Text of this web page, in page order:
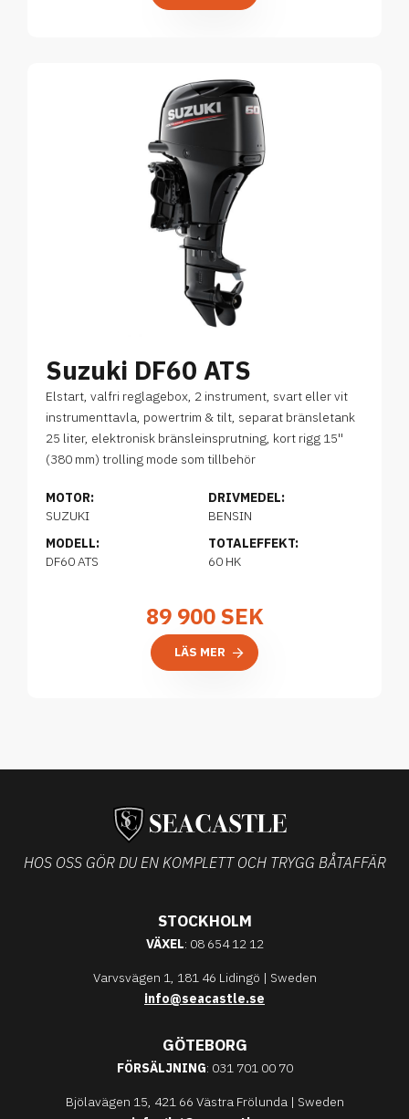
Suzuki DF60 ATS
Elstart, valfri reglagebox, 2 instrument, svart eller vit
instrumenttavla, powertrim & tilt, separat bränsletank
25 liter, elektronisk bränsleinsprutning, kort rigg 15''
(380 mm) trolling mode som tillbehör
MOTOR:
SUZUKI
MODELL:
DF60 ATS
DRIVMEDEL:
BENSIN
TOTALEFFEKT:
60 HK
89 900SEK
LÄS MER
HOS OSS GÖR DU EN KOMPLETT OCH TRYGG BÅTAFFÄR
STOCKHOLM
VÄXEL: 08 654 12 12
Varvsvägen 1, 181 46 Lidingö | Sweden
info@seacastle.se
GÖTEBORG
FÖRSÄLJNING: 031 701 00 70
Bjölavägen 15, 421 66 Västra Frölunda | Sweden